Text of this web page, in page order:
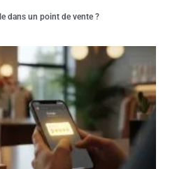
dans un point de vente ?